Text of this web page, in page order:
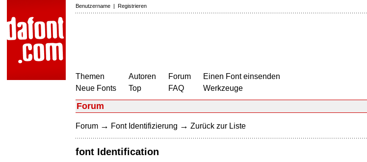
Benutzername | Registrieren
Themen
Neue Fonts
Autoren
Top
Forum
FAQ
Einen Font einsenden
Werkzeuge
Forum
Forum → Font Identifizierung → Zurück zur Liste
font Identification